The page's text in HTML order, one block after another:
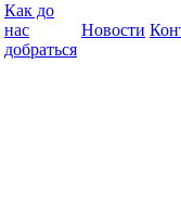
Как до
нас
добраться
Новости